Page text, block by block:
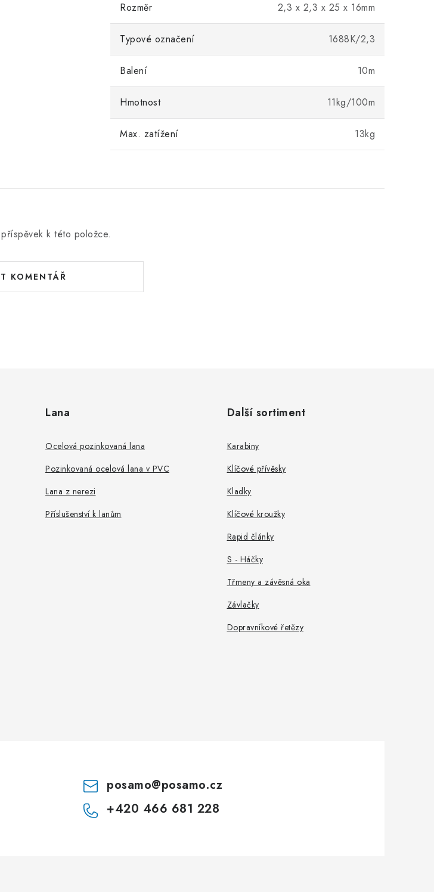
Rozměr 2,3 x 2,3 x 25 x 16mm
Typové označení 1688K/2,3
Balení 10m
Hmotnost 11kg/100m
Max. zatížení 13kg
k této položce.
KOMENTÁŘ
Lana
Ocelová pozinkovaná lana
Pozinkovaná ocelová lana v PVC
Lana z nerezi
Příslušenství k lanům
Další sortiment
Karabiny
Klíčové přívěsky
Kladky
Klíčové kroužky
Rapid články
S - Háčky
Třmeny a závěsná oka
Závlačky
Dopravníkové řetězy
posamo@posamo.cz
+420 466 681 228